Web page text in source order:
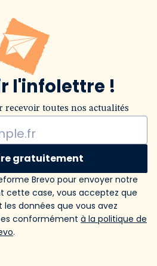
l'infolettre !
recevoir toutes nos actualités
gratuitement
Brevo pour envoyer notre
cette case, vous acceptez que
données que vous avez
conformément à la politique de
.